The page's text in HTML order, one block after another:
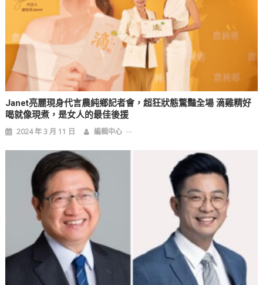
Janet亮麗現身代言農純鄉記者會，超狂狀態驚豔全場 滴雞精好
喝就像現煮，是女人的最佳後援
2024 年 3 月 11 日 編輯中心